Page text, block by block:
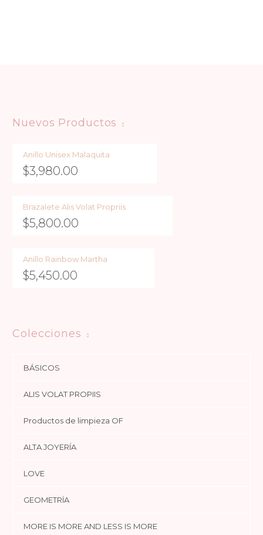
Nuevos Productos
Anillo Unisex Malaquita
$3,980.00
Brazalete Alis Volat Propriis
$5,800.00
Anillo Rainbow Martha
$5,450.00
Colecciones
BÁSICOS
ALIS VOLAT PROPIIS
Productos de limpieza OF
ALTA JOYERÍA
LOVE
GEOMETRÍA
MORE IS MORE AND LESS IS MORE